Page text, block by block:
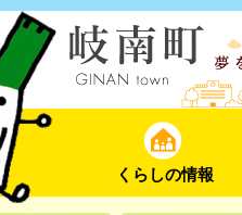
くらしの情報